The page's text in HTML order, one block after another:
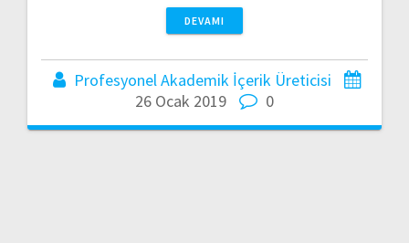
DEVAMI
Profesyonel Akademik İçerik Üreticisi
26 Ocak 2019
0